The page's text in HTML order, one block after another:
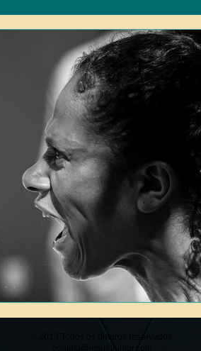
​© 2013 Todos os direiros reservados
contato@josueljunior.com